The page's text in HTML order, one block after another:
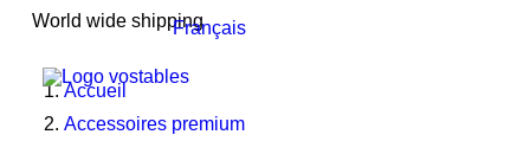
World wide shippingFrançais
Accueil
Accessoires premium